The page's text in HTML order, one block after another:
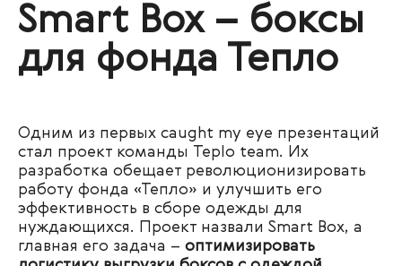
Smart Box – боксы
для фонда Тепло
Одним из первых caught my eye презентаций
стал проект команды Teplo team. Их
разработка обещает революционизировать
работу фонда «Тепло» и улучшить его
эффективность в сборе одежды для
нуждающихся. Проект назвали Smart Box, а
главная его задача – оптимизировать